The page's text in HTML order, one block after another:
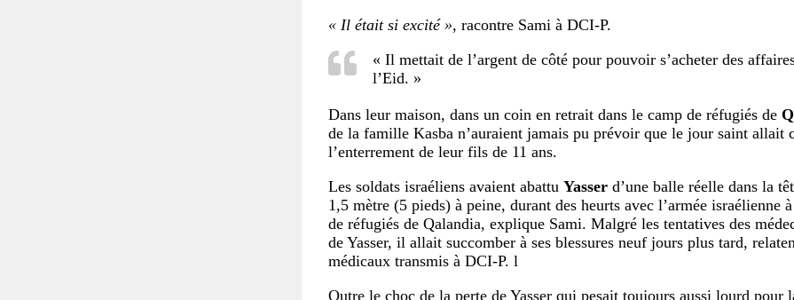
« Il était si excité », racontre Sami à DCI-P.
« Il mettait de l’argent de côté pour pouvoir s’acheter des
l’Eid. »
Dans leur maison, dans un coin en retrait dans le camp de réfugiés de
de la famille Kasba n’auraient jamais pu prévoir que le jour saint allait
l’enterrement de leur fils de 11 ans.
Les soldats israéliens avaient abattu Yasser d’une balle réelle dans la
1,5 mètre (5 pieds) à peine, durant des heurts avec l’armée israélienne
de réfugiés de Qalandia, explique Sami. Malgré les tentatives des
de Yasser, il allait succomber à ses blessures neuf jours plus tard,
médicaux transmis à DCI-P. l
Outre le choc de la perte de Yasser qui pesait toujours aussi lourd pour